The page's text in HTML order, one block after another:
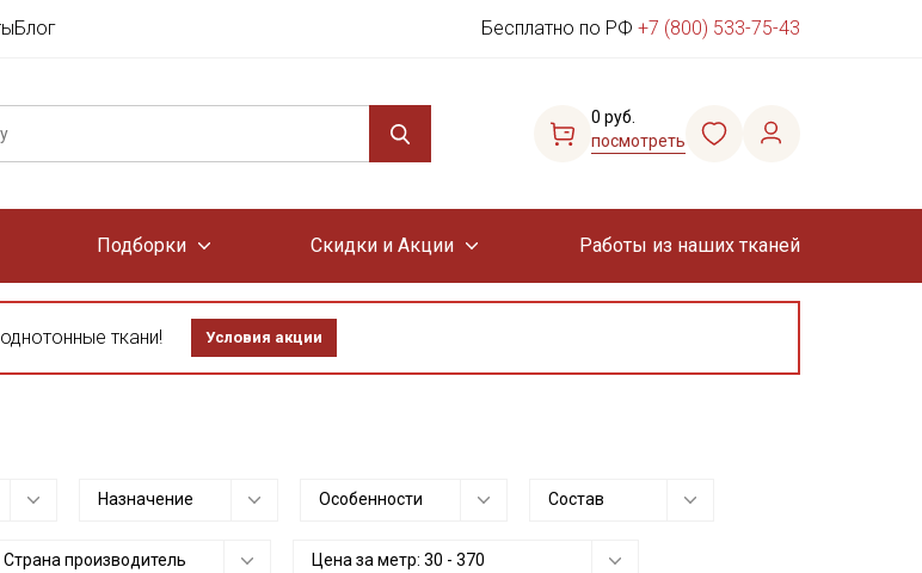
Блог Бесплатно по РФ +7 (800) 533-75-43
0 руб.
посмотреть
Подборки Скидки и Акции Работы из наших тканей
ткани! Условия акции
Назначение Особенности Состав
Страна производитель Цена за метр: 30 - 370